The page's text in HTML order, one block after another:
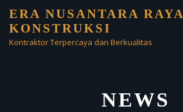
ERA NUSANTARA RAYA
KONSTRUKSI
Kontraktor Terpercaya dan Berkualitas
NEWS